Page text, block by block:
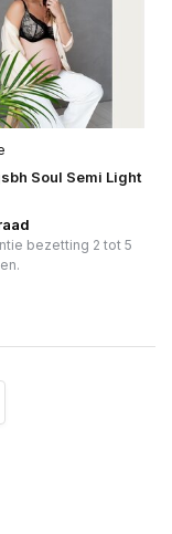
Soul Semi Light
bezetting 2 tot 5